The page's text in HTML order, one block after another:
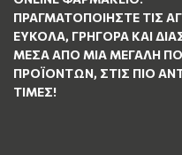
ΠΡΑΓΜΑΤΟΠΟΙΉΣΤΕ ΤΙΣ
ΕΎΚΟΛΑ, ΓΡΉΓΟΡΑ ΚΑΙ
ΜΈΣΑ ΑΠΌ ΜΙΑ ΜΕΓΆΛΗ
ΠΡΟΪΌΝΤΩΝ, ΣΤΙΣ ΠΙΟ
ΤΙΜΈΣ!